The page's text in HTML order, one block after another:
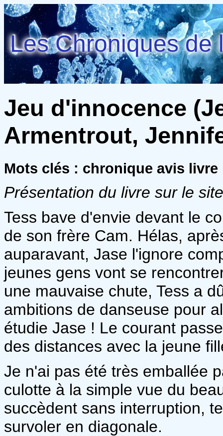
Les Chroniques de
Jeu d'innocence
Armentrout,
Mots clés : chronique avis
Présentation du livre sur le
Tess bave d'envie devant le
de son frère Cam. Hélas,
auparavant, Jase l'ignore
jeunes gens vont se
une mauvaise chute, Tess a
ambitions de danseuse pour
étudie Jase ! Le courant
des distances avec la jeune
Je n'ai pas été très emballée
culotte à la simple vue du
succèdent sans interruption,
survoler en diagonale.